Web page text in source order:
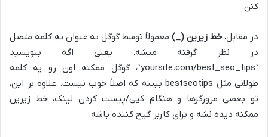
کنن.
در مقابل، خط زیرین (_) معمولاً توسط گوگل به عنوان یه کلمه متصل
در نظر گرفته میشه. یعنی اگه بنویسید
`yoursite.com/best_seo_tips`، گوگل ممکنه اون رو یه کلمه
طولانی مثل bestseotips ببینه که اصلاً خوب نیست. علاوه بر این،
تو بعضی مرورگرها و هنگام کپی/پیست کردن لینک، خط زیرین
ممکنه دیده نشه و برای کاربر گیج کننده باشه.